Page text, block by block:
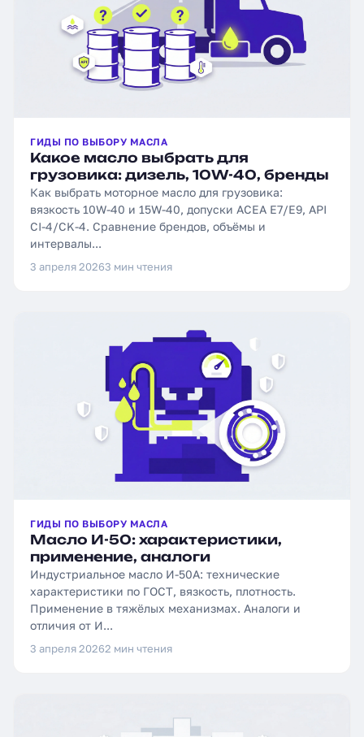
ГИДЫ ПО ВЫБОРУ МАСЛА
Какое масло выбрать для
грузовика: дизель, 10W-40, бренды
Как выбрать моторное масло для грузовика:
вязкость 10W-40 и 15W-40, допуски ACEA E7/E9, API
CI-4/CK-4. Сравнение брендов, объёмы и
интервалы...
3 апреля 20263 мин чтения
ГИДЫ ПО ВЫБОРУ МАСЛА
Масло И-50: характеристики,
применение, аналоги
Индустриальное масло И-50А: технические
характеристики по ГОСТ, вязкость, плотность.
Применение в тяжёлых механизмах. Аналоги и
отличия от И...
3 апреля 20262 мин чтения